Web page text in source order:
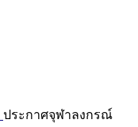
ประกาศจุฬาลงกรณ์